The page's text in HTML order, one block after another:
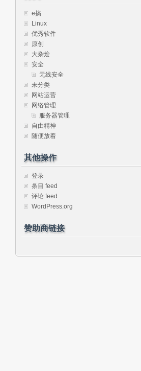
e搞
Linux
优秀软件
原创
大杂烩
安全
无线安全
未分类
网站运营
网络管理
服务器管理
自由精神
随便放着
其他操作
登录
条目 feed
评论 feed
WordPress.org
赞助商链接